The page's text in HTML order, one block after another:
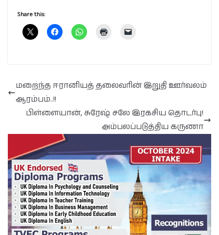
Share this:
மறைந்த ஈரானியத் தலைவரின் இறுதி ஊர்வலம்
ஆரம்பம்..!!
பிள்ளையான், சுரேஷ் சலே இரகசிய தொடர்பு!
அம்பலப்படுத்திய கருணா